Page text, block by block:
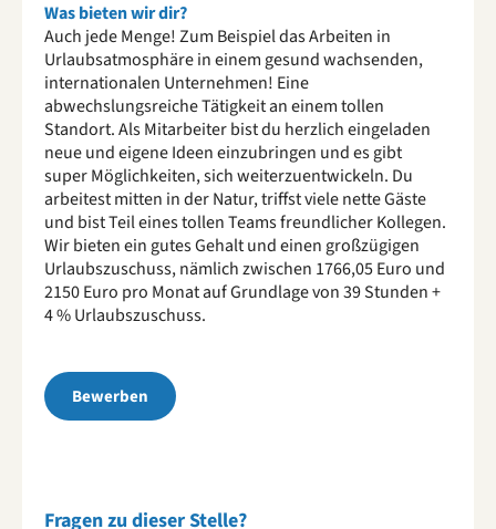
Was bieten wir dir?
Auch jede Menge! Zum Beispiel das Arbeiten in
Urlaubsatmosphäre in einem gesund wachsenden,
internationalen Unternehmen! Eine
abwechslungsreiche Tätigkeit an einem tollen
Standort. Als Mitarbeiter bist du herzlich eingeladen
neue und eigene Ideen einzubringen und es gibt
super Möglichkeiten, sich weiterzuentwickeln. Du
arbeitest mitten in der Natur, triffst viele nette Gäste
und bist Teil eines tollen Teams freundlicher Kollegen.
Wir bieten ein gutes Gehalt und einen großzügigen
Urlaubszuschuss, nämlich zwischen 1766,05 Euro und
2150 Euro pro Monat auf Grundlage von 39 Stunden +
4 % Urlaubszuschuss.
Bewerben
Fragen zu dieser Stelle?